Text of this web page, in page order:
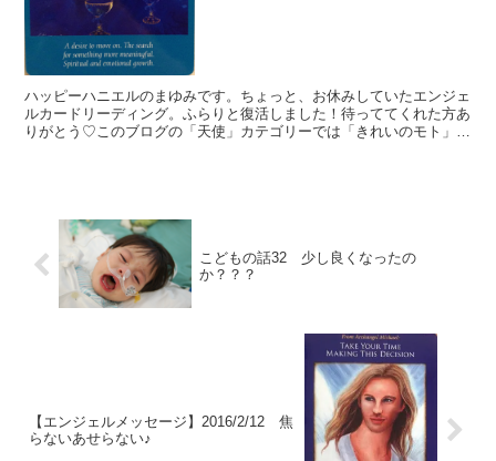
ハッピーハニエルのまゆみです。ちょっと、お休みしていたエンジェ
ルカードリーディング。ふらりと復活しました！待っててくれた方あ
りがとう♡このブログの「天使」カテゴリーでは「きれいのモト」を
こどもの話32 少し良くなったの
か？？？
【エンジェルメッセージ】2016/2/12 焦
らないあせらない♪